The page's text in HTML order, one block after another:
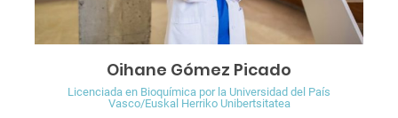
Oihane Gómez Picado
Licenciada en Bioquímica por la Universidad del País
Vasco/Euskal Herriko Unibertsitatea